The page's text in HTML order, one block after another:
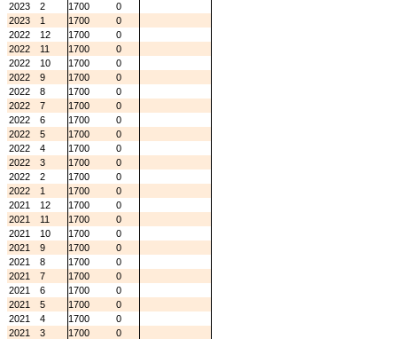
2023
2 1700
0
2023
1 1700
0
2022
12 1700
0
2022
11 1700
0
2022
10 1700
0
2022
9 1700
0
2022
8 1700
0
2022
7 1700
0
2022
6 1700
0
2022
5 1700
0
2022
4 1700
0
2022
3 1700
0
2022
2 1700
0
2022
1 1700
0
2021
12 1700
0
2021
11 1700
0
2021
10 1700
0
2021
9 1700
0
2021
8 1700
0
2021
7 1700
0
2021
6 1700
0
2021
5 1700
0
2021
4 1700
0
2021
3 1700
0